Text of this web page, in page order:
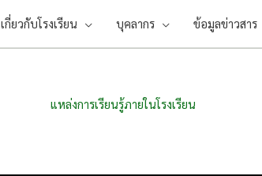
เกี่ยวกับโรงเรียน บุคลากร ข้อมูลข่าวสาร
แหล่งการเรียนรู้ภายในโรงเรียน